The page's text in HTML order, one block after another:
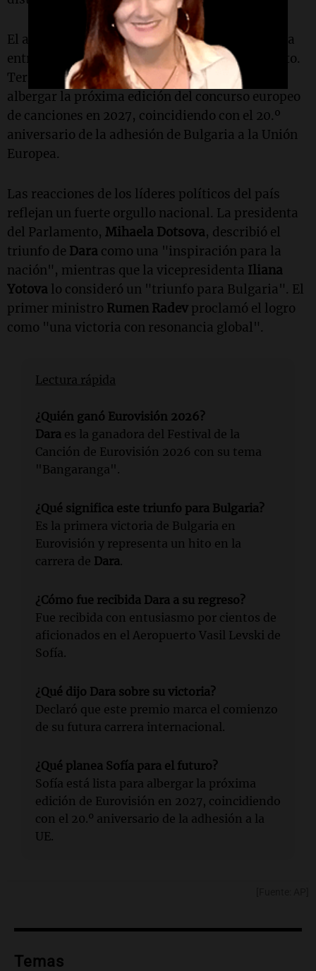
El alcalde de Sofía,Vassil Terziev, se encontraba
entre los funcionarios presentes en el aeropuerto.
Terziev mencionó que la capital está lista para
albergar la próxima edición del concurso europeo
de canciones en 2027, coincidiendo con el 20.º
aniversario de la adhesión de Bulgaria a la Unión
Europea.
Las reacciones de los líderes políticos del país
reflejan un fuerte orgullo nacional. La presidenta
del Parlamento, Mihaela Dotsova, describió el
triunfo de Dara como una "inspiración para la
nación", mientras que la vicepresidenta Iliana
Yotova lo consideró un "triunfo para Bulgaria". El
primer ministro Rumen Radev proclamó el logro
como "una victoria con resonancia global".
Lectura rápida
¿Quién ganó Eurovisión 2026?
Dara es la ganadora del Festival de la
Canción de Eurovisión 2026 con su tema
"Bangaranga".
¿Qué significa este triunfo para Bulgaria?
Es la primera victoria de Bulgaria en
Eurovisión y representa un hito en la
carrera de Dara.
¿Cómo fue recibida Dara a su regreso?
Fue recibida con entusiasmo por cientos de
aficionados en el Aeropuerto Vasil Levski de
Sofía.
¿Qué dijo Dara sobre su victoria?
Declaró que este premio marca el comienzo
de su futura carrera internacional.
¿Qué planea Sofía para el futuro?
Sofía está lista para albergar la próxima
edición de Eurovisión en 2027, coincidiendo
con el 20.º aniversario de la adhesión a la
UE.
Temas